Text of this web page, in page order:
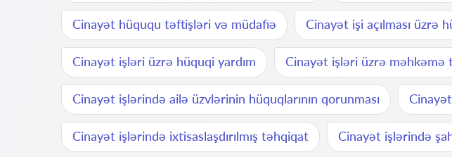
Cinayət hüququ təftişləri və müdafiə Cinayət işi açılması üzrə
Cinayət işləri üzrə hüquqi yardım Cinayət işləri üzrə məhkəmə
Cinayət işlərində ailə üzvlərinin hüquqlarının qorunması
Cinayət işlərində ixtisaslaşdırılmış təhqiqat Cinayət işlərində